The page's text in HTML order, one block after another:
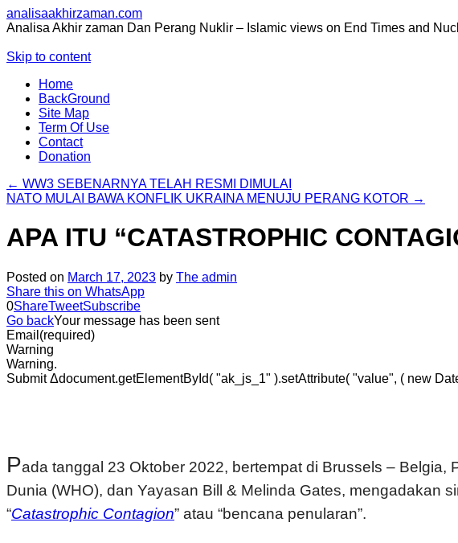
analisaakhirzaman.com
Analisa Akhir zaman Dan Perang Nuklir – Islamic views on End Times and
Skip to content
Home
BackGround
Site Map
Term Of Use
Contact
Donation
← WW3 SEBENARNYA TELAH RESMI DIMULAI
NATO MULAI BAWA KONFLIK UKRAINA MENUJU PERANG KOTOR →
APA ITU “CATASTROPHIC
Posted on March 17, 2023 by The admin
Share this on WhatsApp
0ShareTweetSubscribe
Go backYour message has been sent
Email (required)
Warning
Warning.
Submit Δdocument.getElementById( "ak_js_1" ).setAttribute( "value", ( new
Pada tanggal 23 Oktober 2022, bertempat di Brussels –
Dunia (WHO), dan Yayasan Bill & Melinda Gates, mengadakan
“Catastrophic Contagion” atau “bencana penularan”.